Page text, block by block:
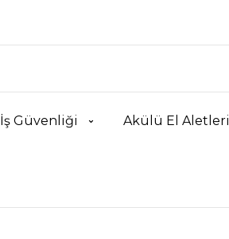
İş Güvenliği Akülü El Aletleri